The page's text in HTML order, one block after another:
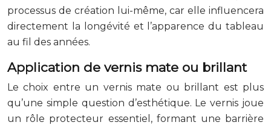
processus de création lui-même, car elle influencera
directement la longévité et l’apparence du tableau
au fil des années.
Application de vernis mate ou brillant
Le choix entre un vernis mate ou brillant est plus
qu’une simple question d’esthétique. Le vernis joue
un rôle protecteur essentiel, formant une barrière